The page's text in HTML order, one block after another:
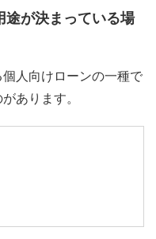
途が決まっている場
人向けローンの一種で
あります。